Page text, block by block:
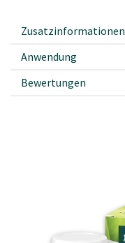
Zusatzinformationen
Anwendung
Bewertungen